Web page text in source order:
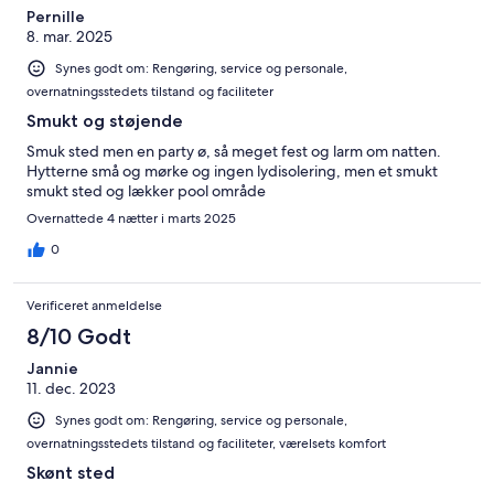
Pernille
8. mar. 2025
Synes godt om: Rengøring, service og personale,
overnatningsstedets tilstand og faciliteter
Smukt og støjende
Smuk sted men en party ø, så meget fest og larm om natten.
Hytterne små og mørke og ingen lydisolering, men et smukt
smukt sted og lækker pool område
Overnattede 4 nætter i marts 2025
0
Verificeret anmeldelse
8/10 Godt
Jannie
11. dec. 2023
Synes godt om: Rengøring, service og personale,
overnatningsstedets tilstand og faciliteter, værelsets komfort
Skønt sted